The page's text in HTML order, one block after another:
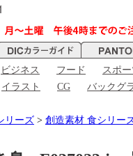
ビジネス フード スポー
イラスト CG バックグ
リーズ > 創造素材 食シリー